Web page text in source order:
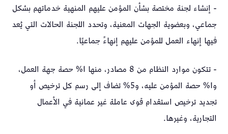
- إنشاء لجنة مختصة بشأن المؤمن عليهم المنهية خدماتهم بشكل
جماعي، وبعضوية الجهات المعنية، وتحدد اللجنة الحالات التي يُعد
فيها إنهاء العمل للمؤمن عليهم إنهاءً جماعيًا.
- تتكون موارد النظام من 8 مصادر، منها 1% حصة جهة العمل،
و1% حصة المؤمن عليه، و5% تضاف إلى رسم كل ترخيص أو
تجديد ترخيص استقدام قوى عاملة غير عمانية في الأعمال
التجارية، وغيرها.